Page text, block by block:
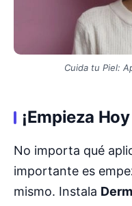
Cuida tu Piel:
¡Empieza
No importa qué
importante es
mismo. Instala